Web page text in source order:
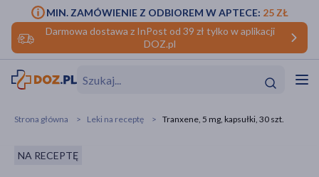
Darmowa dostawa z InPost od 39 zł tylko w aplikacji
DOZ.pl
MIN. ZAMÓWIENIE Z ODBIOREM W APTECE: 25 ZŁ
Strona główna Leki na receptę Tranxene, 5 mg, kapsułki, 30 szt.
NA RECEPTĘ